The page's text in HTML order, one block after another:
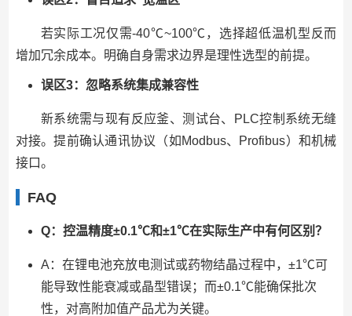
若实际工况仅需-40℃~100℃，选择超低温机型反而
增加冗余成本。明确自身需求边界是理性选型的前提。
误区3：忽略系统集成兼容性
新系统需与现有反应釜、测试台、PLC控制系统无缝
对接。提前确认通讯协议（如Modbus、Profibus）和机械
接口。
FAQ
Q：控温精度±0.1℃和±1℃在实际生产中有何区别？
A：在锂电池充放电测试或药物结晶过程中，±1℃可
能导致性能衰减或晶型错误；而±0.1℃能确保批次
性，对高附加值产品尤为关键。